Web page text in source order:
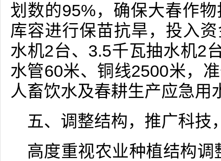
划数的95%，确保大春作
库容进行保苗抗旱，投入
水机2台、3.5千瓦抽水机2
水管60米、铜线2500米，
人畜饮水及春耕生产应急用
五、调整结构，推广科技
高度重视农业种植结构调